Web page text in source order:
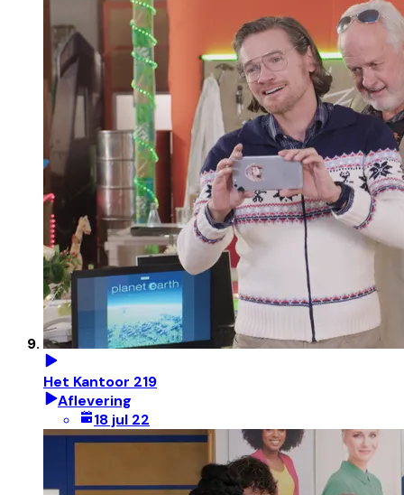
Het Kantoor 219
Aflevering
18 jul 22